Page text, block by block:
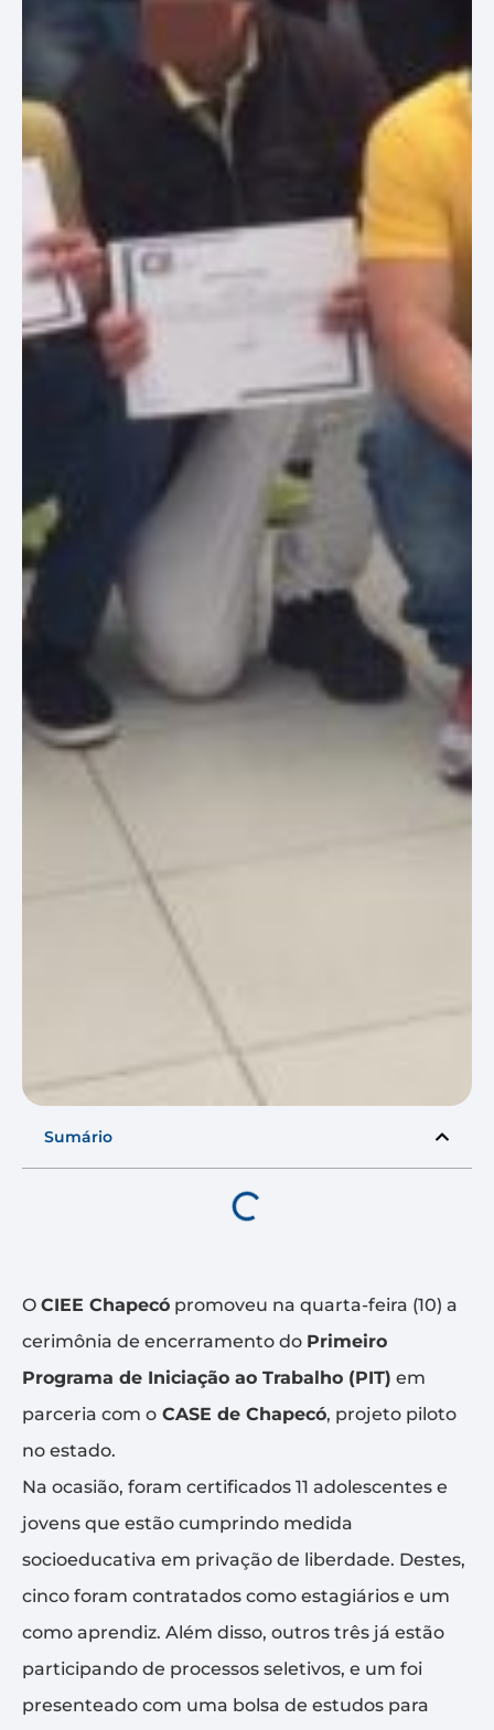
Sumário
O CIEE Chapecó promoveu na quarta-feira (10) a
cerimônia de encerramento do Primeiro
Programa de Iniciação ao Trabalho (PIT) em
parceria com o CASE de Chapecó, projeto piloto
no estado.
Na ocasião, foram certificados 11 adolescentes e
jovens que estão cumprindo medida
socioeducativa em privação de liberdade. Destes,
cinco foram contratados como estagiários e um
como aprendiz. Além disso, outros três já estão
participando de processos seletivos, e um foi
presenteado com uma bolsa de estudos para